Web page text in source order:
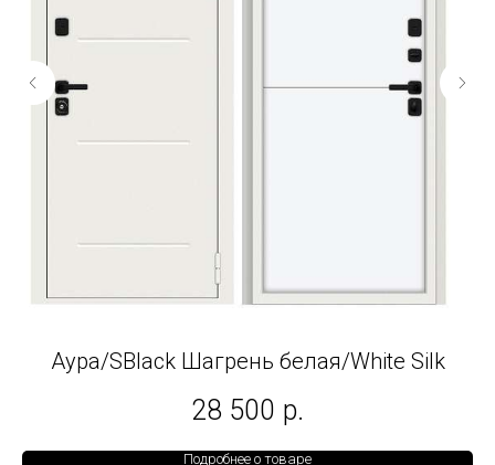
Аура/SBlack Шагрень белая/White Silk
28 500 р.
Подробнее о товаре